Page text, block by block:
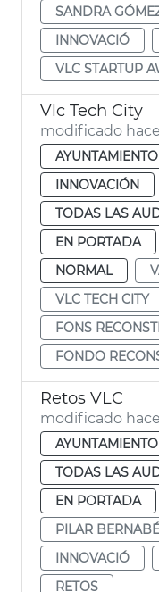
SANDRA
INNOVACIÓ
VLC STARTUP
Vlc Tech City
modificado
AYUNTAMIENTO
INNOVACIÓN
TODAS LAS
EN PORTADA
NORMAL
VLC TECH CITY
FONS
FONDO
Retos VLC
modificado
AYUNTAMIENTO
TODAS LAS
EN PORTADA
PILAR BERNABÉ
INNOVACIÓ
RETOS